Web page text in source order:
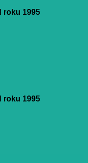
roku 1995
roku 1995